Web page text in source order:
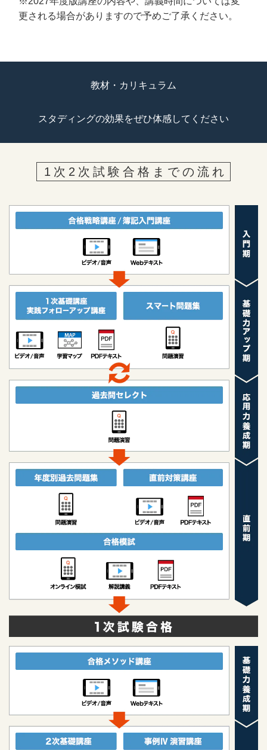
更される場合がありますので予めご了承ください。
教材・カリキュラム
スタディングの効果をぜひ体感してください
1次2次試験合格までの流れ